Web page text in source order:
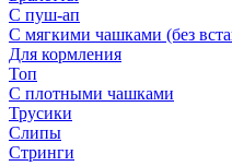
С пуш-ап
С мягкими чашками (без
Для кормления
Топ
С плотными чашками
Трусики
Слипы
Стринги